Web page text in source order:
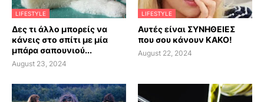
LIFESTYLE
Δες τι άλλο μπορείς να
κάνεις στο σπίτι με μία
μπάρα σαπουνιού...
August 23, 2024
LIFESTYLE
Αυτές είναι ΣΥΝΗΘΕΙΕΣ
που σου κάνουν ΚΑΚΟ!
August 22, 2024